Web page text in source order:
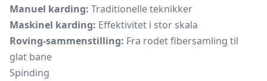
Manuel karding: Traditionelle teknikker
Maskinel karding: Effektivitet i stor skala
Roving-sammenstilling: Fra rodet fibersamling til
glat bane
Spinding